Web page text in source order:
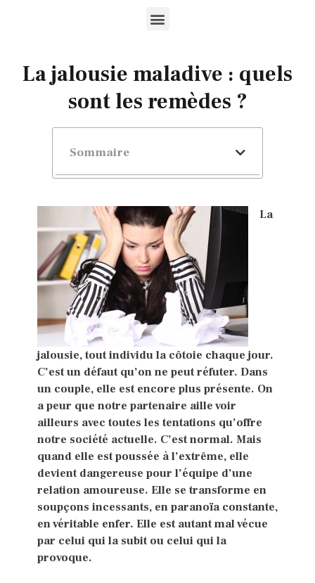
La jalousie maladive : quels
sont les remèdes ?
Sommaire
La
jalousie, tout individu la côtoie chaque jour.
C’est un défaut qu’on ne peut réfuter. Dans
un couple, elle est encore plus présente. On
a peur que notre partenaire aille voir
ailleurs avec toutes les tentations qu’offre
notre société actuelle. C’est normal. Mais
quand elle est poussée à l’extrême, elle
devient dangereuse pour l’équipe d’une
relation amoureuse. Elle se transforme en
soupçons incessants, en paranoïa constante,
en véritable enfer. Elle est autant mal vécue
par celui qui la subit ou celui qui la
provoque.